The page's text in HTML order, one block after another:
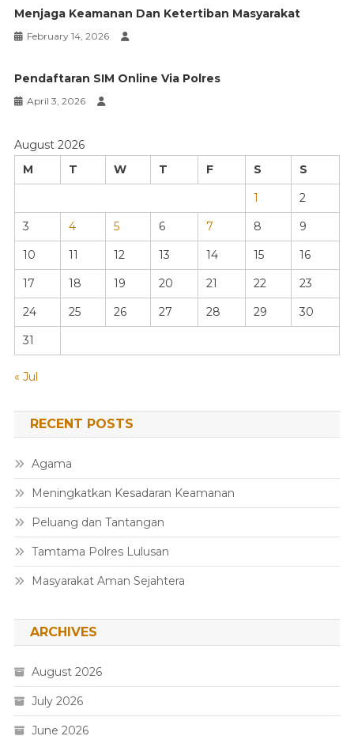
Menjaga Keamanan Dan Ketertiban Masyarakat
February 14, 2026
Pendaftaran SIM Online Via Polres
April 3, 2026
August 2026
M
T W T F S
S
1
2
3
4 5 6 7 8
9
10
11 12 13 14 15
16
17
18 19 20 21 22
23
24
25 26 27 28 29
30
31
« Jul
RECENT POSTS
Agama
Meningkatkan Kesadaran Keamanan
Peluang dan Tantangan
Tamtama Polres Lulusan
Masyarakat Aman Sejahtera
ARCHIVES
August 2026
July 2026
June 2026